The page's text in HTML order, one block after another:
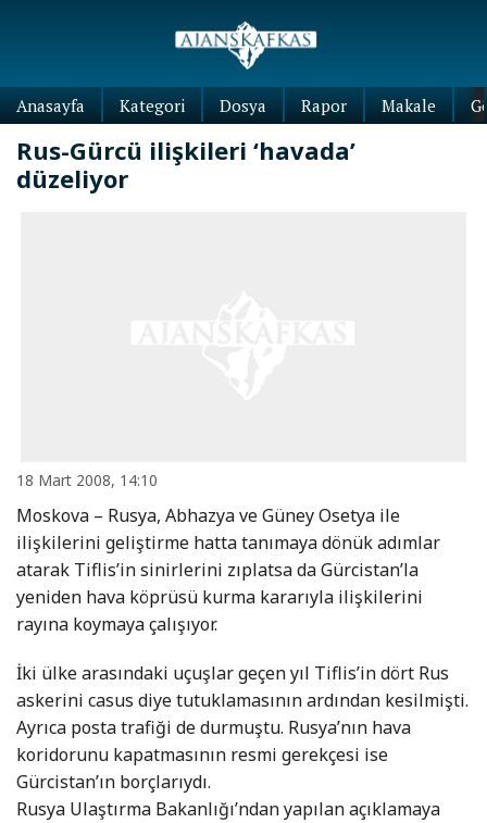
Anasayfa Kategori Dosya Rapor Makale
Rus-Gürcü ilişkileri ‘havada’
düzeliyor
18 Mart 2008, 14:10
Moskova – Rusya, Abhazya ve Güney Osetya ile
ilişkilerini geliştirme hatta tanımaya dönük adımlar
atarak Tiflis’in sinirlerini zıplatsa da Gürcistan’la
yeniden hava köprüsü kurma kararıyla ilişkilerini
rayına koymaya çalışıyor.
İki ülke arasındaki uçuşlar geçen yıl Tiflis’in dört Rus
askerini casus diye tutuklamasının ardından kesilmişti.
Ayrıca posta trafiği de durmuştu. Rusya’nın hava
koridorunu kapatmasının resmi gerekçesi ise
Gürcistan’ın borçlarıydı.
Rusya Ulaştırma Bakanlığı’ndan yapılan açıklamaya